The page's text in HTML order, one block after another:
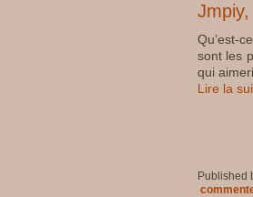
Qu’est-
sont les
qui
Lire la
Published